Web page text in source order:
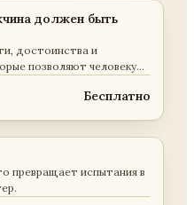
должен быть
достоинства и
позволяют человеку
от обстоятельств.
Бесплатно
превращает испытания в